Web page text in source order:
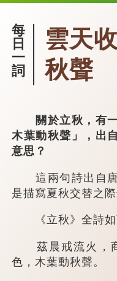
每
日
一
詞
雲天
秋聲
關於立秋，有一
木葉動秋聲」，出
意思？
這兩句詩出自唐
是描寫夏秋交替之
《立秋》全詩如
茲晨戒流火，
色，木葉動秋聲。